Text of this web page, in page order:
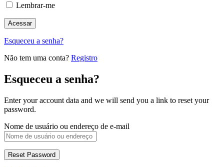
Lembrar-me
Esqueceu a senha?
Não tem uma conta? Registro
Esqueceu a senha?
Enter your account data and we will send you a link to reset your
password.
Nome de usuário ou endereço de e-mail